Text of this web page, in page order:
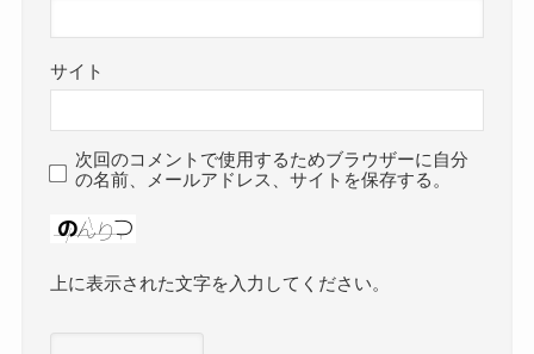
サイト
次回のコメントで使用するためブラウザーに自分
の名前、メールアドレス、サイトを保存する。
上に表示された文字を入力してください。